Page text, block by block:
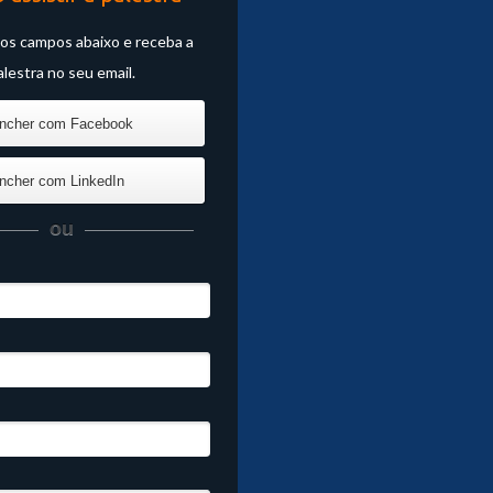
campos abaixo e receba a
no seu email.
com Facebook
com LinkedIn
ou